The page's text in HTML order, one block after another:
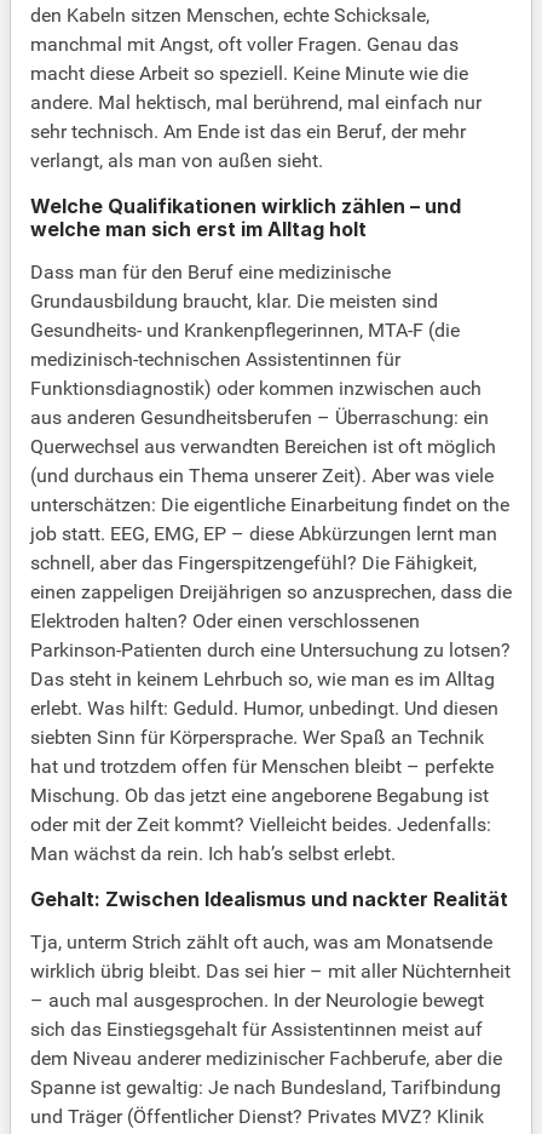
den Kabeln sitzen Menschen, echte Schicksale,
manchmal mit Angst, oft voller Fragen. Genau das
macht diese Arbeit so speziell. Keine Minute wie die
andere. Mal hektisch, mal berührend, mal einfach nur
sehr technisch. Am Ende ist das ein Beruf, der mehr
verlangt, als man von außen sieht.
Welche Qualifikationen wirklich zählen – und
welche man sich erst im Alltag holt
Dass man für den Beruf eine medizinische
Grundausbildung braucht, klar. Die meisten sind
Gesundheits- und Krankenpflegerinnen, MTA-F (die
medizinisch-technischen Assistentinnen für
Funktionsdiagnostik) oder kommen inzwischen auch
aus anderen Gesundheitsberufen – Überraschung: ein
Querwechsel aus verwandten Bereichen ist oft möglich
(und durchaus ein Thema unserer Zeit). Aber was viele
unterschätzen: Die eigentliche Einarbeitung findet on the
job statt. EEG, EMG, EP – diese Abkürzungen lernt man
schnell, aber das Fingerspitzengefühl? Die Fähigkeit,
einen zappeligen Dreijährigen so anzusprechen, dass die
Elektroden halten? Oder einen verschlossenen
Parkinson-Patienten durch eine Untersuchung zu lotsen?
Das steht in keinem Lehrbuch so, wie man es im Alltag
erlebt. Was hilft: Geduld. Humor, unbedingt. Und diesen
siebten Sinn für Körpersprache. Wer Spaß an Technik
hat und trotzdem offen für Menschen bleibt – perfekte
Mischung. Ob das jetzt eine angeborene Begabung ist
oder mit der Zeit kommt? Vielleicht beides. Jedenfalls:
Man wächst da rein. Ich hab’s selbst erlebt.
Gehalt: Zwischen Idealismus und nackter Realität
Tja, unterm Strich zählt oft auch, was am Monatsende
wirklich übrig bleibt. Das sei hier – mit aller Nüchternheit
– auch mal ausgesprochen. In der Neurologie bewegt
sich das Einstiegsgehalt für Assistentinnen meist auf
dem Niveau anderer medizinischer Fachberufe, aber die
Spanne ist gewaltig: Je nach Bundesland, Tarifbindung
und Träger (Öffentlicher Dienst? Privates MVZ? Klinik